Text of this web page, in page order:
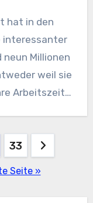
hat in den
interessanter
Millionen
weil sie
Arbeitszeit…
33
Seite »